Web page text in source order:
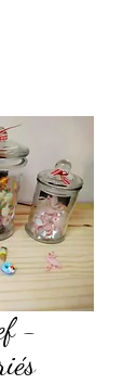
-